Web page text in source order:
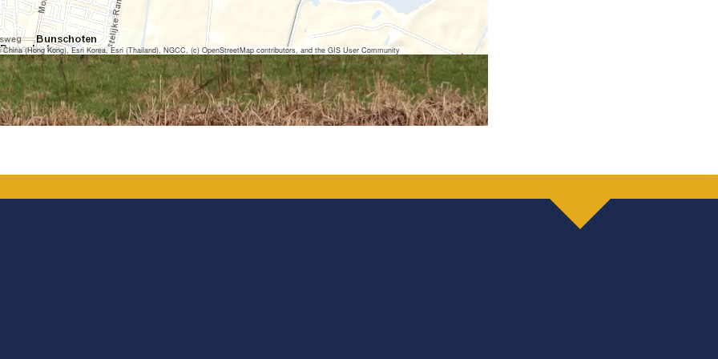
(Hong Kong), Esri Korea, Esri (Thailand), NGCC, (c) OpenStreetMap contributors, and the GIS User Community